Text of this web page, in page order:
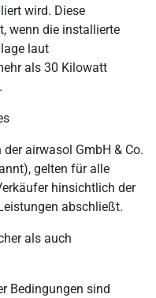
wird. Diese
wenn die installierte
laut
als 30 Kilowatt
airwasol GmbH & Co.
gelten für alle
hinsichtlich der
abschließt.
als auch
Bedingungen sind